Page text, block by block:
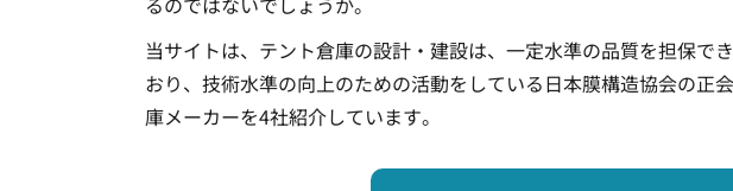
当サイトは、テント倉庫の設計・建設は、一定水準の品質を担保で
おり、技術水準の向上のための活動をしている日本膜構造協会の正
庫メーカーを4社紹介しています。